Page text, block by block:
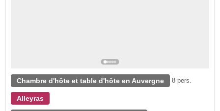
Chambre d'hôte et table d'hôte en Auvergne 8 pers.
Alleyras